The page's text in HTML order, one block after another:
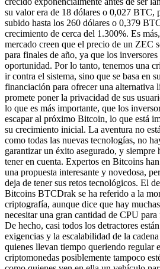
su valor era de 18 dólares o 0,027 BTC,
subido hasta los 260 dólares o 0,379
crecimiento de cerca del 1.300%. Es
mercado creen que el precio de un ZEC
para finales de año, ya que los
oportunidad. Por lo tanto, tenemos una
ir contra el sistema, sino que se basa en
financiación para ofrecer una alternativa
promete poner la privacidad de sus
lo que es más importante, que los
escapar al próximo Bitcoin, lo que está
su crecimiento inicial. La aventura no
como todas las nuevas tecnologías, no
garantizar un éxito asegurado, y siempre
tener en cuenta. Expertos en Bitcoins
una propuesta interesante y novedosa,
deja de tener sus retos tecnológicos. El
Bitcoins BTCDrak se ha referido a la
criptografía, aunque dice que hay
necesitar una gran cantidad de CPU
De hecho, casi todos los detractores
exigencias y la escalabilidad de la
quienes llevan tiempo queriendo regular
criptomonedas posiblemente tampoco